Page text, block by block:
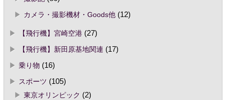
カメラ・撮影機材・Goods他(12)
【飛行機】宮崎空港(27)
【飛行機】新田原基地関連 (17)
乗り物 (16)
スポーツ (105)
東京オリンピック (2)